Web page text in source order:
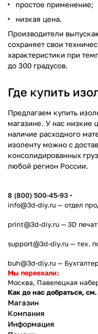
простое применение;
низкая цена.
Производители
сохраняет свои
характеристики при
до 300 градусов.
Где купить
Предлагаем купить
магазине. У нас низкие
наличие расходного
изоленту можно с
консолидированных
любой регион России.
8 (800) 500-45-93
info@3d-diy.ru — отдел
print@3d-diy.ru — 3D
support@3d-diy.ru — тех.
buh@3d-diy.ru —
Мы переехали:
Москва, Павелецкая
Как до нас добраться, см.
Магазин
Компания
Информация